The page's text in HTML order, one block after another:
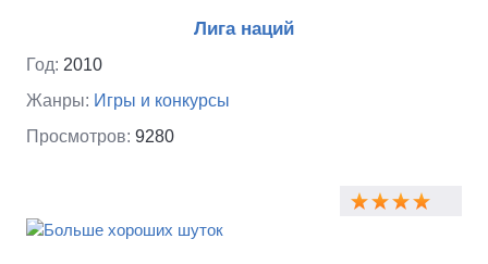
Лига наций
Год: 2010
Жанры: Игры и конкурсы
Просмотров: 9280